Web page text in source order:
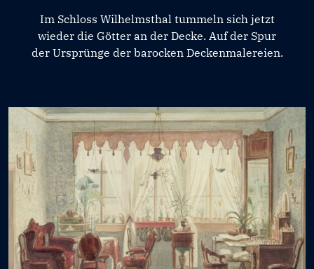
Im Schloss Wilhelmsthal tummeln sich jetzt
wieder die Götter an der Decke. Auf der Spur
der Ursprünge der barocken Deckenmalereien.